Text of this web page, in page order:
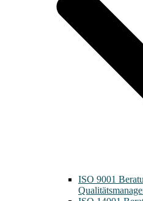
ISO 9001